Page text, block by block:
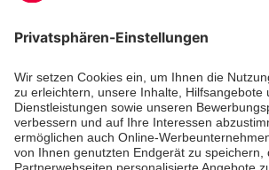
Aus- & Fortbildungen